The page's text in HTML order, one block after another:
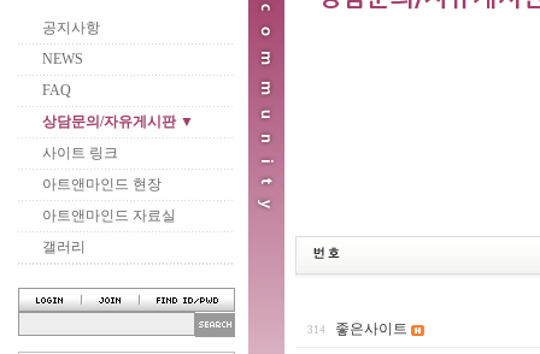
공지사항
NEWS
FAQ
상담문의/자유게시판 ▼
사이트 링크
아트앤마인드 현장
아트앤마인드 자료실
갤러리
314 좋은사이트